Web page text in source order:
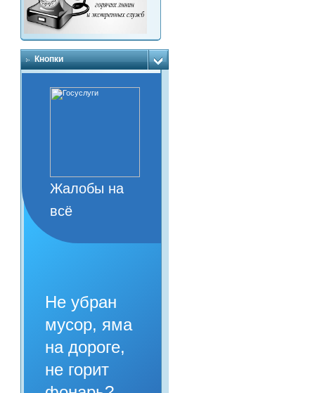
Кнопки
Жалобы на
всё
Не убран
мусор, яма
на дороге,
не горит